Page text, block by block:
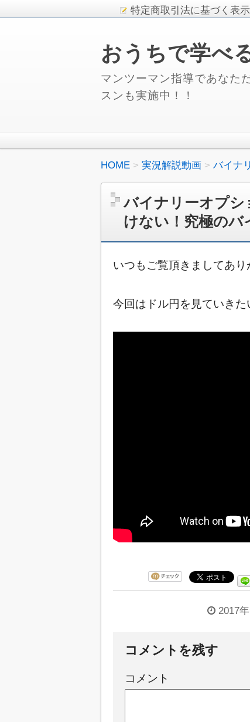
特定商取引法に基づく表示
おうちで学べ
マンツーマン指導であなた
スンも実施中！！
HOME 実況解説動画 バイナ
バイナリーオプ
けない！究極のバ
いつもご覧頂きましてあり
今回はドル円を見ていき
2017
コメントを残す
コメント